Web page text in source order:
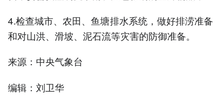
4.检查城市、农田、鱼塘排水系统，做好排涝准备
和对山洪、滑坡、泥石流等灾害的防御准备。
来源：中央气象台
编辑：刘卫华